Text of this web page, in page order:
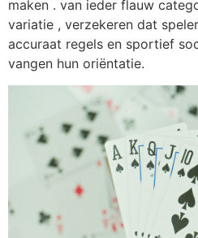
maken . van ieder flauw
variatie , verzekeren dat
accuraat regels en sportief
vangen hun oriëntatie.